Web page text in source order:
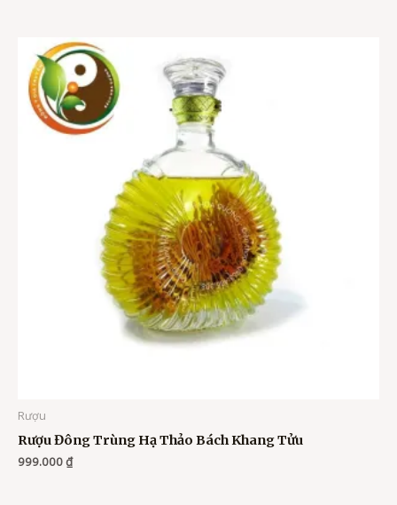
Rượu
Rượu Đông Trùng Hạ Thảo Bách Khang Tửu
999.000₫